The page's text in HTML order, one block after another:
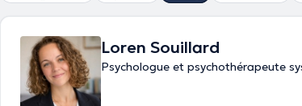
Loren Souillard
Psychologue et psychothérapeute